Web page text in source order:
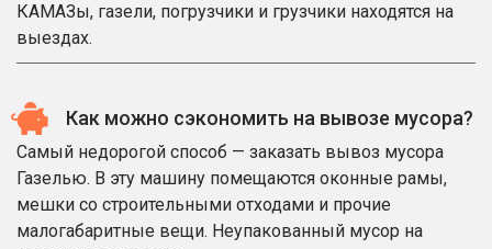
КАМАЗы, газели, погрузчики и грузчики находятся на
выездах.
Как можно сэкономить на вывозе мусора?
Самый недорогой способ — заказать вывоз мусора
Газелью. В эту машину помещаются оконные рамы,
мешки со строительными отходами и прочие
малогабаритные вещи. Неупакованный мусор на